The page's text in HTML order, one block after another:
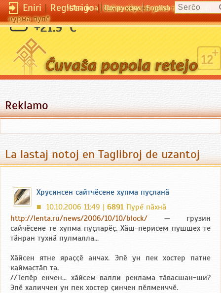
Eniri|Registriĝo|Сайта кӗрсен унпа туллин усӑ
курма пулӗ
Чӑвашла По-русски English
+21.9 °C
Reklamo
La lastaj notoj en Taglibroj de uzantoj
Хрусинсен сайтчӗсене хупма пуҫланӑ
■ 10.10.2006 11:49 | 6891 Пурĕ пăхнă
http://lenta.ru/news/2006/10/10/block/ — грузин
сайчӗсене те хупма пуҫларӗҫ. Хӑш-перисем пушшех те
тӑнран тухнӑ пулмалла...
Хӑйсен ятне яраҫҫӗ анчах. Эпӗ ун пек хостер патне
каймастӑп та.
//Тепӗр енчен... хӑйсем валли реклама тӑвасшан-ши?
Эпӗ халиччен ун пек хостер ҫинчен пӗлменччӗ.